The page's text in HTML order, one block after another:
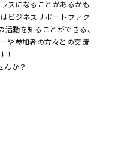
スになることがあるかも
ビジネスサポートファク
動を知ることができる、
や参加者の方々との交流
！
んか？